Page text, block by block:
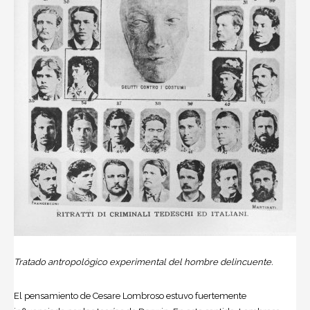
Tratado antropológico experimental del hombre delincuente.
El pensamiento de Cesare Lombroso estuvo fuertemente